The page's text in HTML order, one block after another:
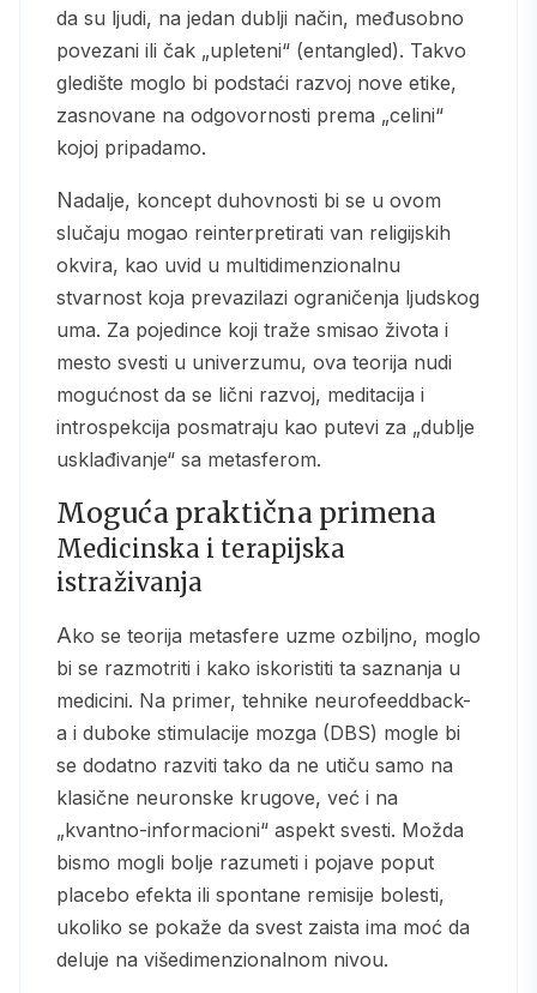
da su ljudi, na jedan dublji način, međusobno
povezani ili čak „upleteni“ (entangled). Takvo
gledište moglo bi podstaći razvoj nove etike,
zasnovane na odgovornosti prema „celini“
kojoj pripadamo.
Nadalje, koncept duhovnosti bi se u ovom
slučaju mogao reinterpretirati van religijskih
okvira, kao uvid u multidimenzionalnu
stvarnost koja prevazilazi ograničenja ljudskog
uma. Za pojedince koji traže smisao života i
mesto svesti u univerzumu, ova teorija nudi
mogućnost da se lični razvoj, meditacija i
introspekcija posmatraju kao putevi za „dublje
usklađivanje“ sa metasferom.
Moguća praktična primena
Medicinska i terapijska
istraživanja
Ako se teorija metasfere uzme ozbiljno, moglo
bi se razmotriti i kako iskoristiti ta saznanja u
medicini. Na primer, tehnike neurofeeddback-
a i duboke stimulacije mozga (DBS) mogle bi
se dodatno razviti tako da ne utiču samo na
klasične neuronske krugove, već i na
„kvantno-informacioni“ aspekt svesti. Možda
bismo mogli bolje razumeti i pojave poput
placebo efekta ili spontane remisije bolesti,
ukoliko se pokaže da svest zaista ima moć da
deluje na višedimenzionalnom nivou.